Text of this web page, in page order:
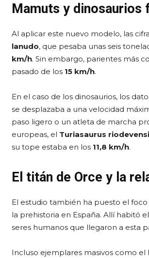
Mamuts y
Al aplicar este nuevo modelo, las
lanudo, que pesaba unas seis
km/h. Sin embargo, parientes más
pasado de los 15 km/h.
En el caso de los dinosaurios, los
se desplazaba a una velocidad
paso ligero o un atleta de marcha
europeas, el Turiasaurus
su tope estaba en los 11,8 km/h.
El titán de Orce y la
El estudio también ha puesto el foco
la prehistoria en España. Allí habitó el
seres humanos que llegaron a esta
Incluso ejemplares masivos como el